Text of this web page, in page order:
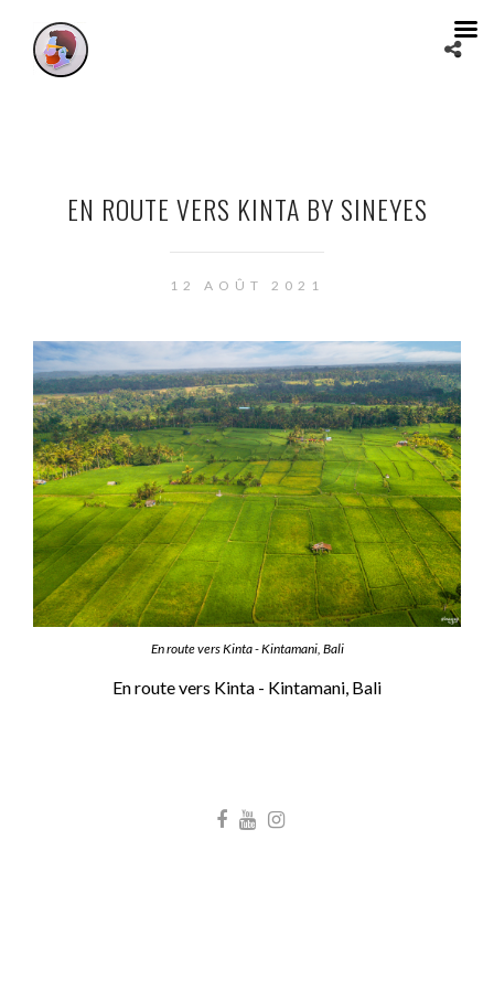
EN ROUTE VERS KINTA BY SINEYES
12 AOÛT 2021
En route vers Kinta - Kintamani, Bali
En route vers Kinta - Kintamani, Bali